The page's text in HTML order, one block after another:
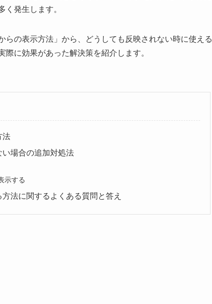
く発生します。
らの表示方法」から、どうしても反映されない時に使える
際に効果があった解決策を紹介します。
法
場合の追加対処法
示する
法に関するよくある質問と答え